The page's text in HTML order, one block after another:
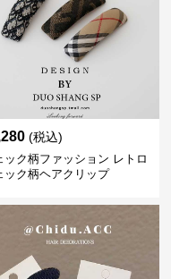
(税込)
ック柄ファッション レトロ
ック柄ヘアクリップ